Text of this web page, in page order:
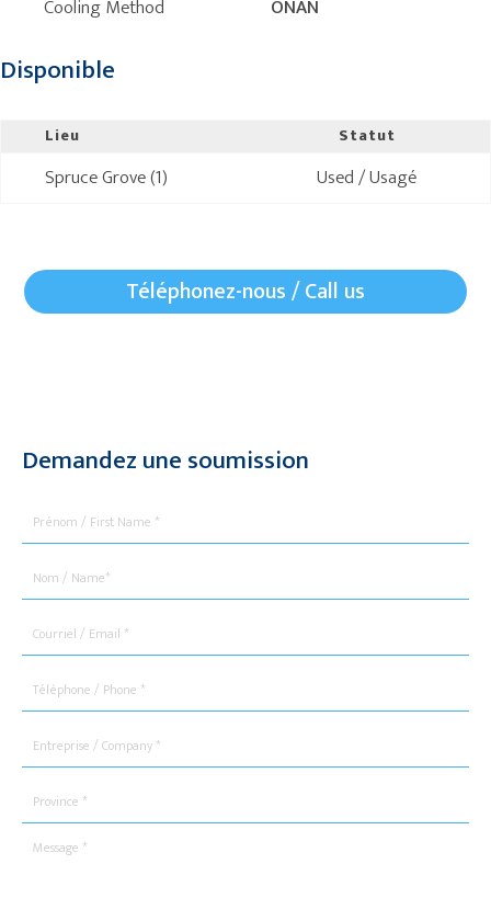
Cooling Method
ONAN
Disponible
Lieu Statut
Spruce Grove (1) Used / Usagé
Téléphonez-nous / Call us
Demandez une soumission